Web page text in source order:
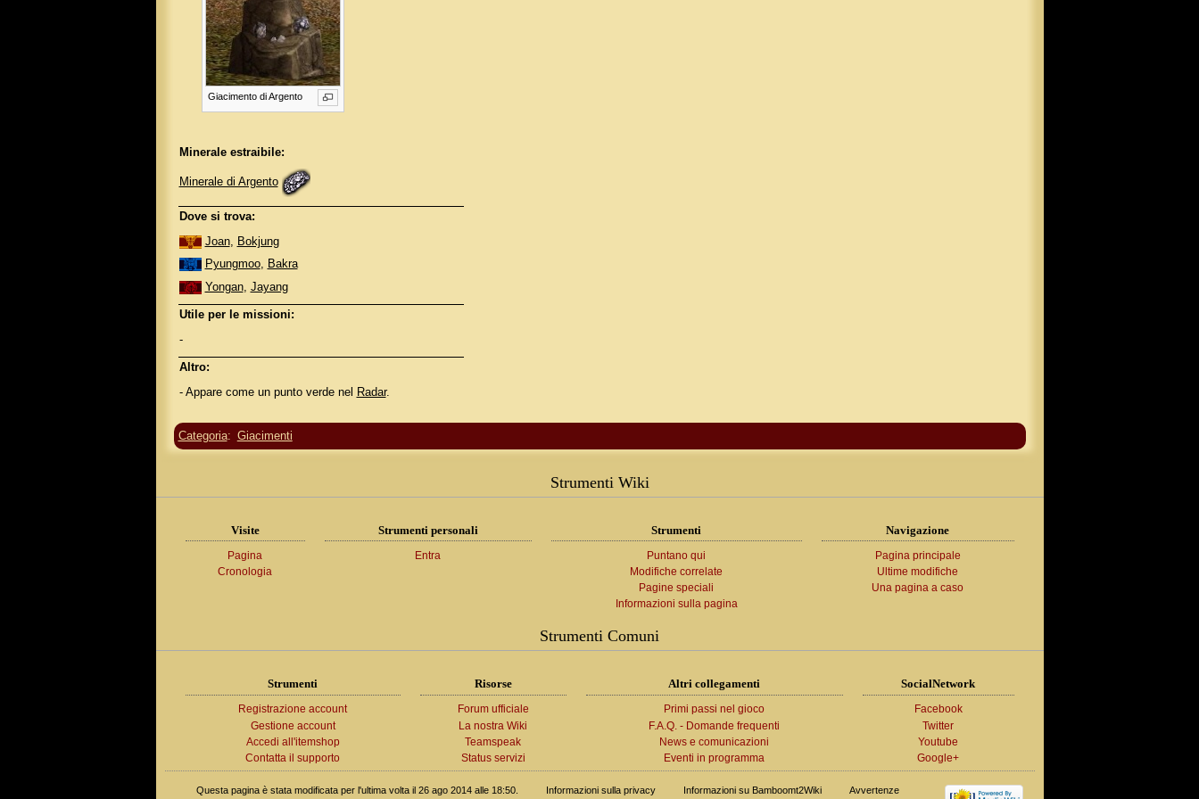
Giacimento di Argento
Minerale estraibile:
Minerale di Argento
Dove si trova:
Joan,
Bokjung
Pyungmoo, Bakra
Yongan, Jayang
Utile per le missioni:
-
Altro:
- Appare come un punto verde nel Radar.
Categoria: Giacimenti
Strumenti Wiki
Visite
Pagina
Cronologia
Strumenti personali
Entra
Strumenti
Puntano qui
Modifiche correlate
Pagine speciali
Informazioni sulla pagina
Navigazione
Pagina principale
Ultime modifiche
Una pagina a caso
Strumenti Comuni
Strumenti
Registrazione account
Gestione account
Accedi all'itemshop
Contatta il supporto
Risorse
Forum ufficiale
La nostra Wiki
Teamspeak
Status servizi
Altri collegamenti
Primi passi nel gioco
F.A.Q. - Domande frequenti
News e comunicazioni
Eventi in programma
SocialNetwork
Facebook
Twitter
Youtube
Google+
Questa pagina è stata modificata per l'ultima volta il 26 ago 2014 alle 18:50. Informazioni sulla privacy Informazioni su Bamboomt2Wiki Avvertenze